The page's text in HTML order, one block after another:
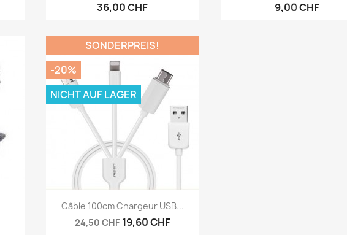
36,00 CHF 9,00 CHF
Vorschau
Câble 100cm Chargeur USB...
24,50 CHF 19,60 CHF
SONDERPREIS!
-20%
NICHT AUF LAGER